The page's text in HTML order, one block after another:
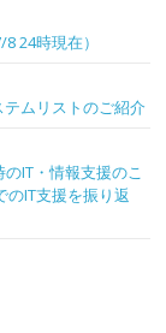
24時現在）
ムリストのご紹介
IT・情報支援のこ
IT支援を振り返